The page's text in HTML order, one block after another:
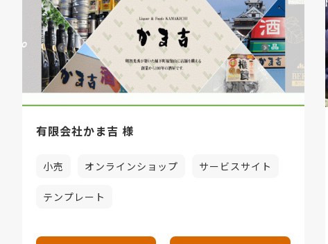
有限会社かま吉 様
小売 オンラインショップ サービスサイト
テンプレート